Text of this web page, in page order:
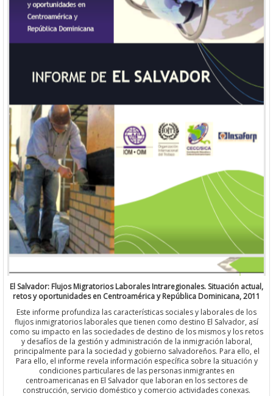
El Salvador: Flujos Migratorios Laborales Intraregionales. Situación actual,
retos y oportunidades en Centroamérica y República Dominicana, 2011
Este informe profundiza las características sociales y laborales de los
flujos inmigratorios laborales que tienen como destino El Salvador, así
como su impacto en las sociedades de destino de los mismos y los retos
y desafíos de la gestión y administración de la inmigración laboral,
principalmente para la sociedad y gobierno salvadoreños. Para ello, el
Para ello, el informe revela información específica sobre la situación y
condiciones particulares de las personas inmigrantes en
centroamericanas en El Salvador que laboran en los sectores de
construcción, servicio doméstico y comercio actividades conexas.